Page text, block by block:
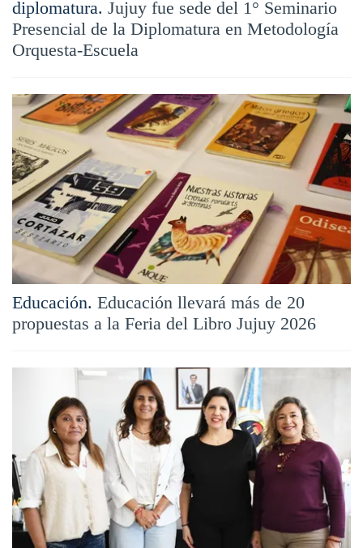
diplomatura. Jujuy fue sede del 1° Seminario
Presencial de la Diplomatura en Metodología
Orquesta-Escuela
Educación. Educación llevará más de 20
propuestas a la Feria del Libro Jujuy 2026